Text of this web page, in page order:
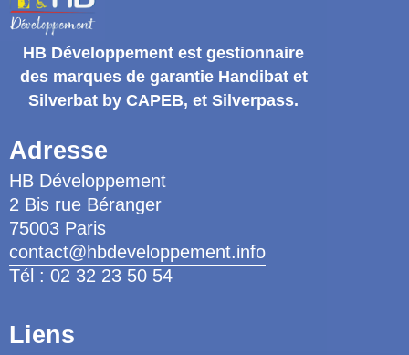
HB Développement est gestionnaire
des marques de garantie Handibat et
Silverbat by CAPEB, et Silverpass.
Adresse
HB Développement
2 Bis rue Béranger
75003 Paris
contact@hbdeveloppement.info
Tél : 02 32 23 50 54
Liens